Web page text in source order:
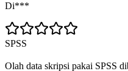
Di***
SPSS
Olah data skripsi pakai SPSS